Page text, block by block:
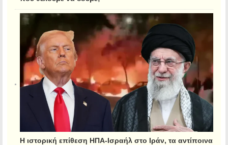
Η ιστορική επίθεση ΗΠΑ-Ισραήλ στο Ιράν, τα αντίποινα